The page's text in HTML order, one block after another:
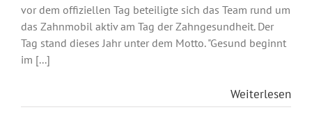
vor dem offiziellen Tag beteiligte sich das Team rund um
das Zahnmobil aktiv am Tag der Zahngesundheit. Der
Tag stand dieses Jahr unter dem Motto. "Gesund beginnt
im [...]
Weiterlesen